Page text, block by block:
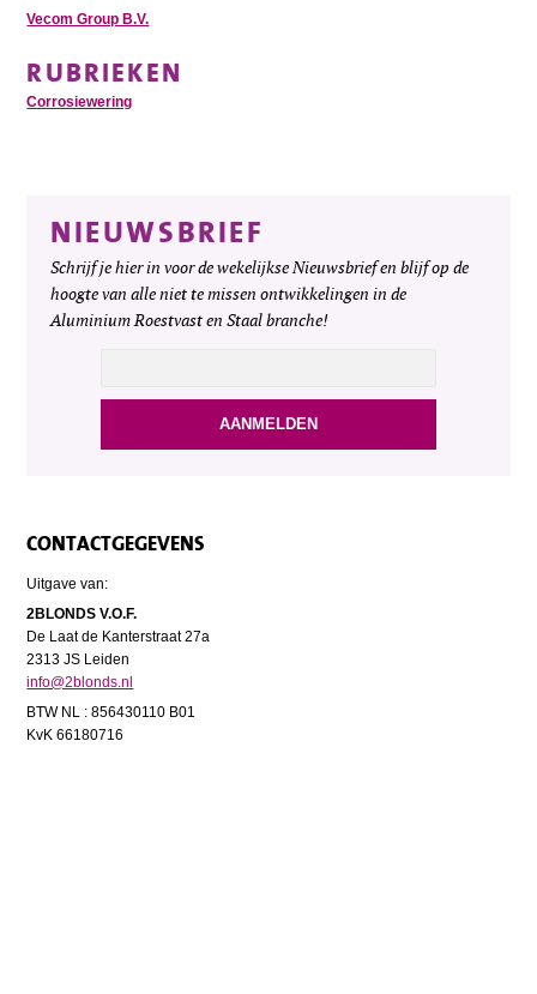
Vecom Group B.V.
RUBRIEKEN
Corrosiewering
NIEUWSBRIEF
Schrijf je hier in voor de wekelijkse Nieuwsbrief en blijf op de
hoogte van alle niet te missen ontwikkelingen in de
Aluminium Roestvast en Staal branche!
CONTACTGEGEVENS
Uitgave van:
2BLONDS V.O.F.
De Laat de Kanterstraat 27a
2313 JS Leiden
info@2blonds.nl
BTW NL : 856430110 B01
KvK 66180716